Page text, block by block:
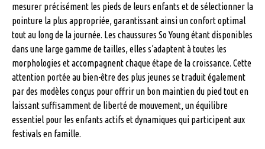
mesurer précisément les pieds de leurs enfants et de sélectionner la
pointure la plus appropriée, garantissant ainsi un confort optimal
tout au long de la journée. Les chaussures So Young étant disponibles
dans une large gamme de tailles, elles s’adaptent à toutes les
morphologies et accompagnent chaque étape de la croissance. Cette
attention portée au bien-être des plus jeunes se traduit également
par des modèles conçus pour offrir un bon maintien du pied tout en
laissant suffisamment de liberté de mouvement, un équilibre
essentiel pour les enfants actifs et dynamiques qui participent aux
festivals en famille.